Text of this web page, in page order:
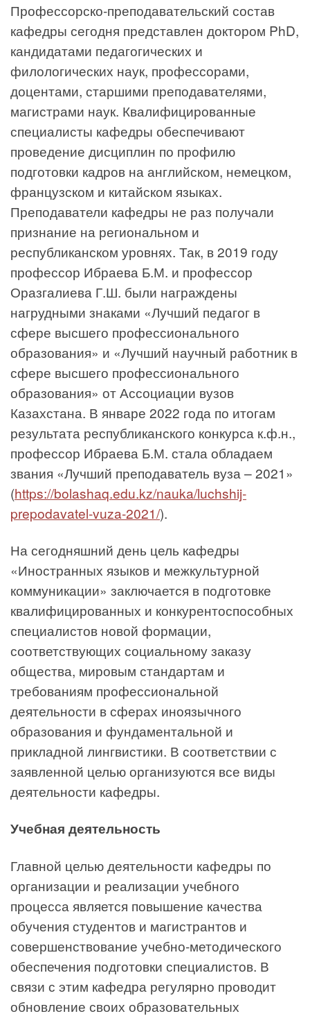
Профессорско-преподавательский состав
кафедры сегодня представлен доктором PhD,
кандидатами педагогических и
филологических наук, профессорами,
доцентами, старшими преподавателями,
магистрами наук. Квалифицированные
специалисты кафедры обеспечивают
проведение дисциплин по профилю
подготовки кадров на английском, немецком,
французском и китайском языках.
Преподаватели кафедры не раз получали
признание на региональном и
республиканском уровнях. Так, в 2019 году
профессор Ибраева Б.М. и профессор
Оразгалиева Г.Ш. были награждены
нагрудными знаками «Лучший педагог в
сфере высшего профессионального
образования» и «Лучший научный работник в
сфере высшего профессионального
образования» от Ассоциации вузов
Казахстана. В январе 2022 года по итогам
результата республиканского конкурса к.ф.н.,
профессор Ибраева Б.М. стала обладаем
звания «Лучший преподаватель вуза – 2021»
(https://bolashaq.edu.kz/nauka/luchshij-
prepodavatel-vuza-2021/).
На сегодняшний день цель кафедры
«Иностранных языков и межкультурной
коммуникации» заключается в подготовке
квалифицированных и конкурентоспособных
специалистов новой формации,
соответствующих социальному заказу
общества, мировым стандартам и
требованиям профессиональной
деятельности в сферах иноязычного
образования и фундаментальной и
прикладной лингвистики. В соответствии с
заявленной целью организуются все виды
деятельности кафедры.
Учебная деятельность
Главной целью деятельности кафедры по
организации и реализации учебного
процесса является повышение качества
обучения студентов и магистрантов и
совершенствование учебно-методического
обеспечения подготовки специалистов. В
связи с этим кафедра регулярно проводит
обновление своих образовательных